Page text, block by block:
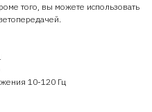
того, вы можете использовать
10-120 Гц